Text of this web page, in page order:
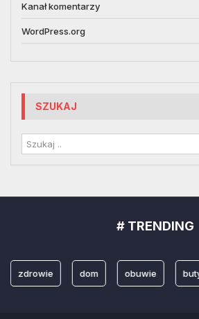
Kanał komentarzy
WordPress.org
SZUKAJ
# TRENDING
zdrowie dom obuwie buty